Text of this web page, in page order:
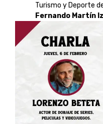
Turismo y Deporte
Fernando Martín